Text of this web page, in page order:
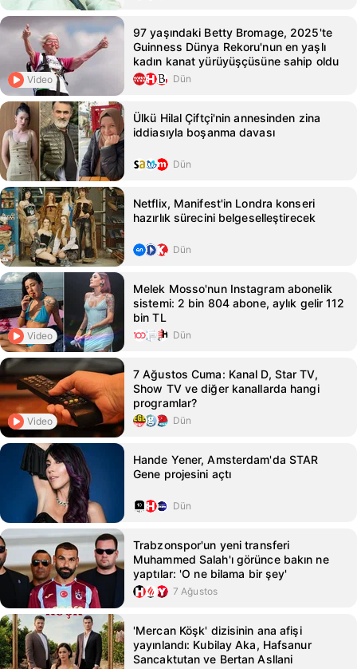
Video
97 yaşındaki Betty Bromage, 2025'te
Guinness Dünya Rekoru'nun en yaşlı
kadın kanat yürüyüşçüsüne sahip oldu
Dün
Ülkü Hilal Çiftçi'nin annesinden zina
iddiasıyla boşanma davası
Dün
Netflix, Manifest'in Londra konseri
hazırlık sürecini belgeselleştirecek
Dün
Video
Melek Mosso'nun Instagram abonelik
sistemi: 2 bin 804 abone, aylık gelir 112
bin TL
Dün
Video
7 Ağustos Cuma: Kanal D, Star TV,
Show TV ve diğer kanallarda hangi
programlar?
Dün
Hande Yener, Amsterdam'da STAR
Gene projesini açtı
Dün
Trabzonspor'un yeni transferi
Muhammed Salah'ı görünce bakın ne
yaptılar: 'O ne bilama bir şey'
7 Ağustos
'Mercan Köşk' dizisinin ana afişi
yayınlandı: Kubilay Aka, Hafsanur
Sancaktutan ve Bertan Asllani